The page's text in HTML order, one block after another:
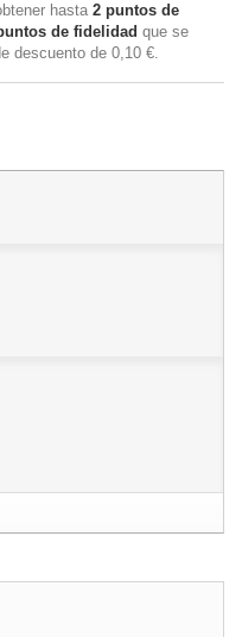
hasta 2 puntos de
de fidelidad que se
descuento de 0,10 €.